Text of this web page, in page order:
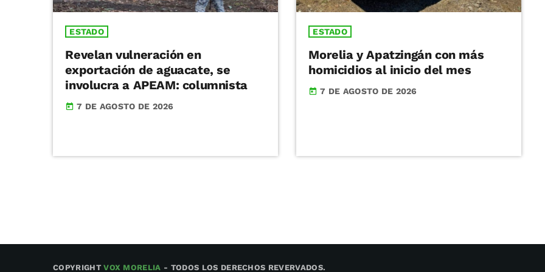
ESTADO
Revelan vulneración en
exportación de aguacate, se
involucra a APEAM: columnista
today 7 DE AGOSTO DE 2026
ESTADO
Morelia y Apatzingán con más
homicidios al inicio del mes
today 7 DE AGOSTO DE 2026
COPYRIGHTVOX MORELIA - TODOS LOS DERECHOS REVERVADOS.